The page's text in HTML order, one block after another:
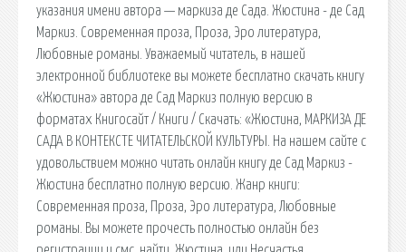
указания имени автора — маркиза де Сада. Жюстина - де Сад
Маркиз. Современная проза, Проза, Эро литература,
Любовные романы. Уважаемый читатель, в нашей
электронной библиотеке вы можете бесплатно скачать книгу
«Жюстина» автора де Сад Маркиз полную версию в
форматах Книгосайт / Книги / Скачать: «Жюстина, МАРКИЗА ДЕ
САДА В КОНТЕКСТЕ ЧИТАТЕЛЬСКОЙ КУЛЬТУРЫ. На нашем сайте с
удовольствием можно читать онлайн книгу де Сад Маркиз -
Жюстина бесплатно полную версию. Жанр книги:
Современная проза, Проза, Эро литература, Любовные
романы. Вы можете прочесть полностью онлайн без